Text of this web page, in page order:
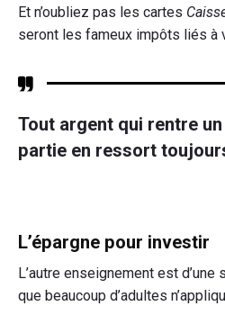
Et n’oubliez pas les cartes
seront les fameux impôts liés à
Tout argent qui rentre
partie en ressort
L’épargne pour investir
L’autre enseignement est
que beaucoup d’adultes